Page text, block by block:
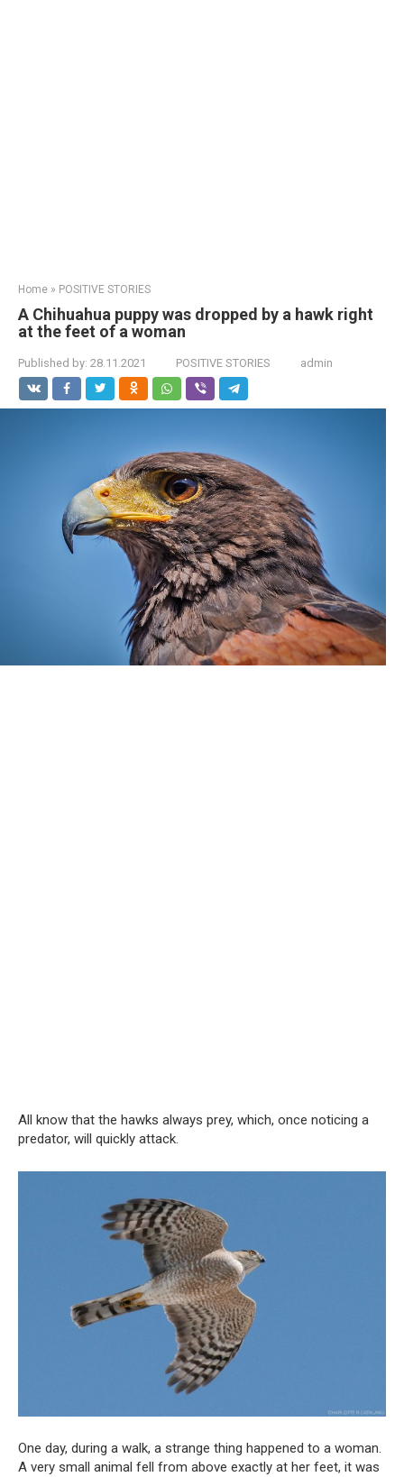
Home » POSITIVE STORIES
A Chihuahua puppy was dropped by a hawk right
at the feet of a woman
Published by: 28.11.2021 POSITIVE STORIES admin
All know that the hawks always prey, which, once noticing a
predator, will quickly attack.
One day, during a walk, a strange thing happened to a woman.
A very small animal fell from above exactly at her feet, it was